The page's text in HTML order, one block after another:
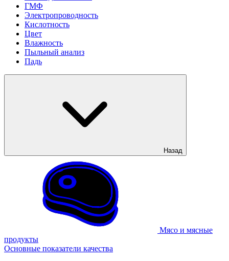
ГМФ
Электропроводность
Кислотность
Цвет
Влажность
Пыльный анализ
Падь
Назад
Мясо и мясные
продукты
Основные показатели качества